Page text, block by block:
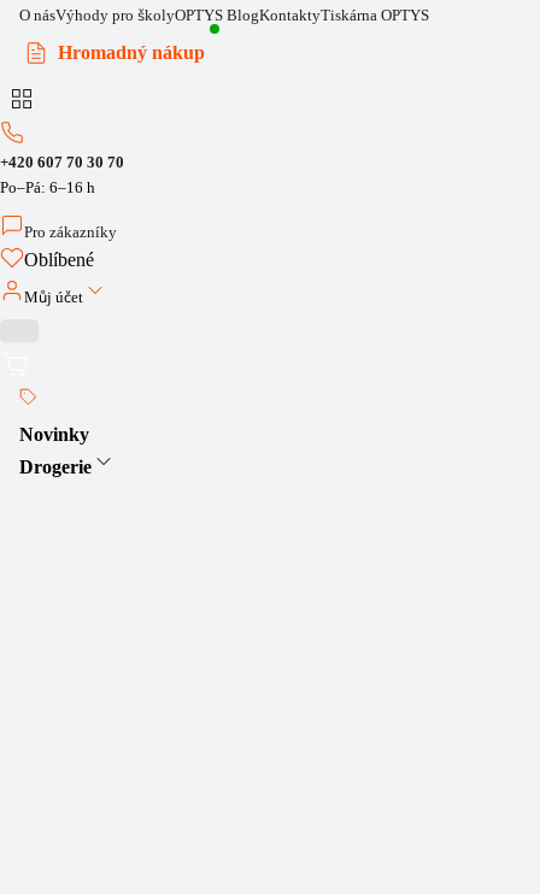
O násVýhody pro školyOPTYS BlogKontaktyTiskárna OPTYS
Hromadný nákup
+420 607 70 30 70
Po–Pá: 6–16 h
Pro zákazníky
Oblíbené
Můj účet
Novinky
Drogerie